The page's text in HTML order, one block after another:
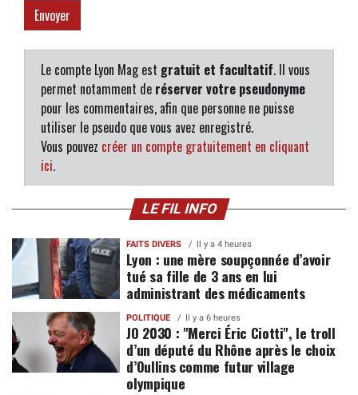
Le compte Lyon Mag est gratuit et facultatif. Il vous
permet notamment de réserver votre pseudonyme
pour les commentaires, afin que personne ne puisse
utiliser le pseudo que vous avez enregistré.
Vous pouvez créer un compte gratuitement en cliquant
ici.
LE FIL INFO
FAITS DIVERS Il y a 4 heures
Lyon : une mère soupçonnée d’avoir
tué sa fille de 3 ans en lui
administrant des médicaments
POLITIQUE Il y a 6 heures
JO 2030 : "Merci Éric Ciotti", le troll
d’un député du Rhône après le choix
d’Oullins comme futur village
olympique